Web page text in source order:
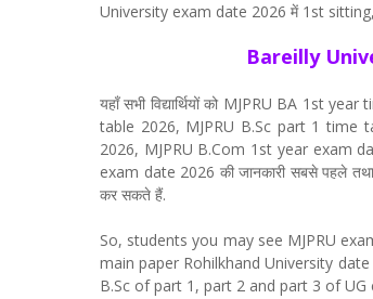
University exam date 2026 में 1st sitting,
Bareilly
यहाँ सभी विद्यार्थियों को MJPRU BA 1st
table 2026, MJPRU B.Sc part 1 time
2026, MJPRU B.Com 1st year exam
exam date 2026 की जानकारी सबसे पहले
कर सकते हैं.
So, students you may see MJPRU
main paper Rohilkhand University
B.Sc of part 1, part 2 and part 3 of UG